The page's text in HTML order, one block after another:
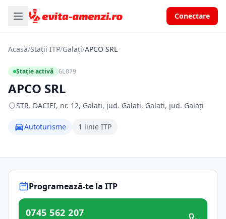
Conectare
Acasă/Stații ITP/Galați/APCO SRL
Stație activă GL079
APCO SRL
STR. DACIEI, nr. 12, Galati, jud. Galati, Galati, jud. Galați
Autoturisme 1 linie ITP
Programează-te la ITP
0745 562 207